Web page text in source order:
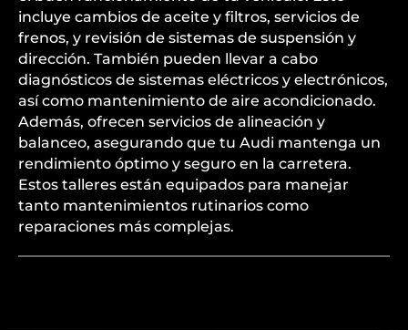
incluye cambios de aceite y filtros, servicios de
frenos, y revisión de sistemas de suspensión y
dirección. También pueden llevar a cabo
diagnósticos de sistemas eléctricos y electrónicos,
así como mantenimiento de aire acondicionado.
Además, ofrecen servicios de alineación y
balanceo, asegurando que tu Audi mantenga un
rendimiento óptimo y seguro en la carretera.
Estos talleres están equipados para manejar
tanto mantenimientos rutinarios como
reparaciones más complejas.